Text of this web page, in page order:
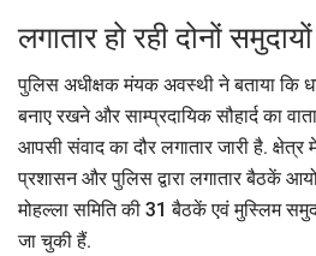
लगातार हो रही दोनों
पुलिस अधीक्षक मंयक अवस्थी ने बताया कि
बनाए रखने और साम्प्रदायिक सौहार्द का
आपसी संवाद का दौर लगातार जारी है.
प्रशासन और पुलिस द्वारा लगातार बैठकें
मोहल्ला समिति की 31 बैठकें एवं मुस्लिम
जा चुकी हैं.